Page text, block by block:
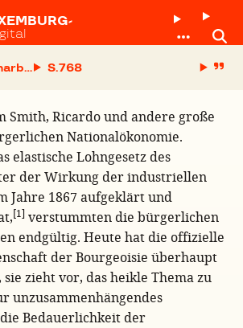
S.
Smith, Ricardo und andere große
Nationalökonomie.
elastische Lohngesetz des
der Wirkung der industriellen
Jahre 1867 aufgeklärt und
[1] verstummten die bürgerlichen
endgültig. Heute hat die offizielle
der Bourgeoisie überhaupt
zieht vor, das heikle Thema zu
unzusammenhängendes
Bedauerlichkeit der